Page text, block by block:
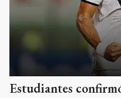
Estudiantes